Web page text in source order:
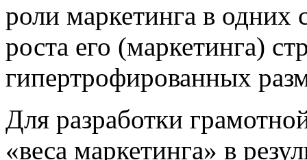
роли маркетинга в одних
роста его (маркетинга)
гипертрофированных
Для разработки
«веса маркетинга» в